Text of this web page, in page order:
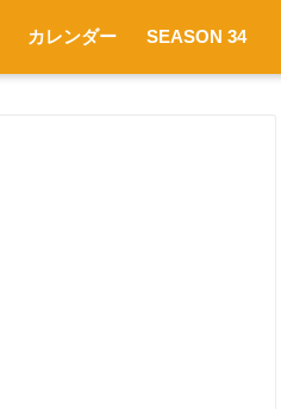
カレンダー SEASON 34